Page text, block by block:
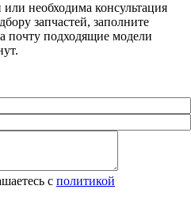
необходима консультация
запчастей, заполните
подходящие модели
с политикой